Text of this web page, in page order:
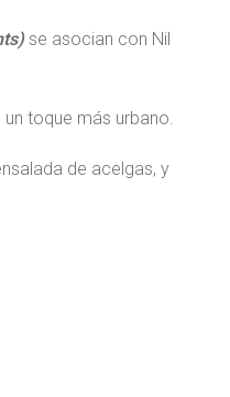
se asocian con Nil
toque más urbano.
de acelgas, y